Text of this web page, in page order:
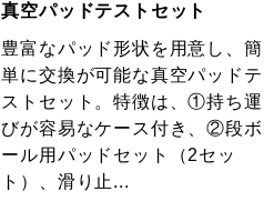
真空パッドテストセット
豊富なパッド形状を用意し、簡
単に交換が可能な真空パッドテ
ストセット。特徴は、①持ち運
びが容易なケース付き、②段ボ
ール用パッドセット（2セッ
ト）、滑り止...